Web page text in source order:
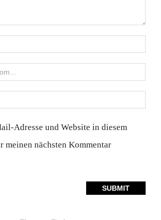
Adresse und Website in diesem
meinen nächsten Kommentar